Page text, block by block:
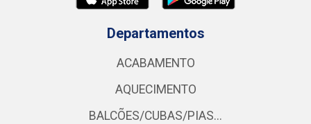
Departamentos
ACABAMENTO
AQUECIMENTO
BALCÕES/CUBAS/PIAS...